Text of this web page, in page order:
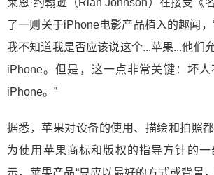
莱恩·约翰逊（Rian Johnson）在接受《
了一则关于iPhone电影产品植入的趣闻，
我不知道我是否应该说这个...苹果...他们
iPhone。但是，这一点非常关键：坏人
iPhone。”
据悉，苹果对设备的使用、描绘和拍照
为使用苹果商标和版权的指导方针的
示，苹果产品“只应以最好的方式或背景